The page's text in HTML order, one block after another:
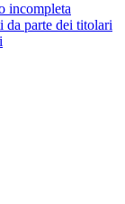
incompleta
da parte dei titolari